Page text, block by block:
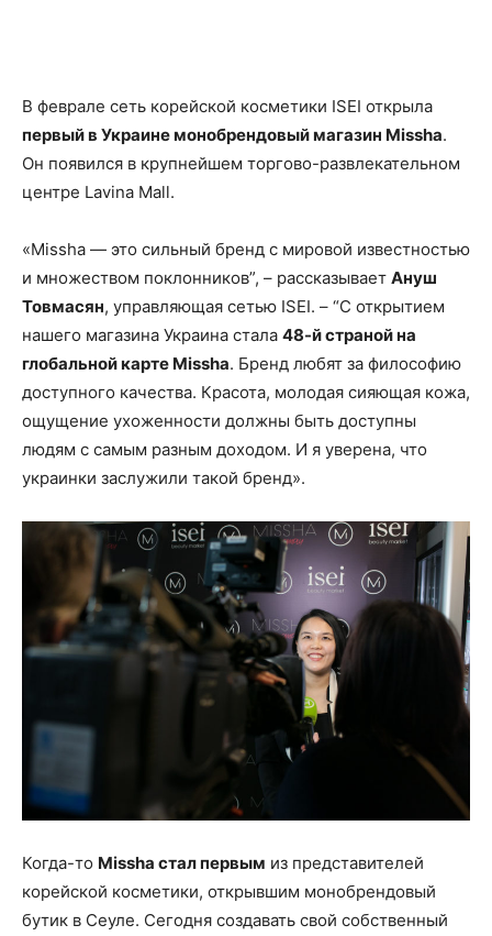
В феврале сеть корейской косметики ISEI открыла
первый в Украине монобрендовый магазин Missha.
Он появился в крупнейшем торгово-развлекательном
центре Lavina Mall.
«Missha — это сильный бренд с мировой известностью
и множеством поклонников”, – рассказывает Ануш
Товмасян, управляющая сетью ISEI. – “С открытием
нашего магазина Украина стала 48-й страной на
глобальной карте Missha. Бренд любят за философию
доступного качества. Красота, молодая сияющая кожа,
ощущение ухоженности должны быть доступны
людям с самым разным доходом. И я уверена, что
украинки заслужили такой бренд».
Когда-то Missha стал первым из представителей
корейской косметики, открывшим монобрендовый
бутик в Сеуле. Сегодня создавать свой собственный